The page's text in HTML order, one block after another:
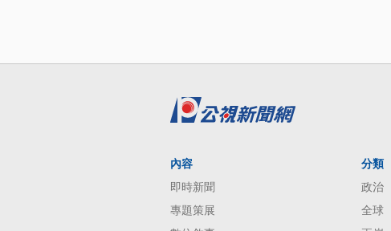
內容
即時新聞
專題策展
分類
政治
全球